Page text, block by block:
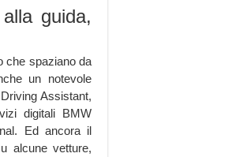
guida,
che spaziano da
un notevole
Assistant,
digitali BMW
Ed ancora il
alcune vetture,